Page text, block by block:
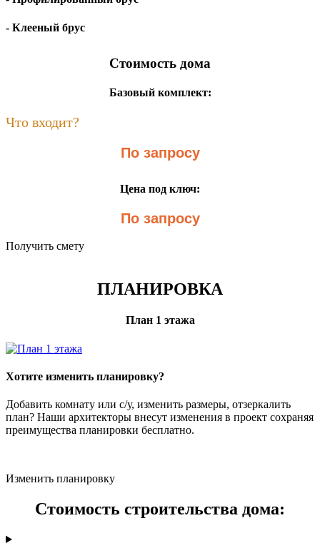
- Клееный брус
Стоимость дома
Базовый комплект:
Что входит?
По запросу
Цена под ключ:
По запросу
Получить смету
ПЛАНИРОВКА
План 1 этажа
Хотите изменить планировку?
Добавить комнату или с/у, изменить размеры, отзеркалить
план? Наши архитекторы внесут изменения в проект сохраняя
преимущества планировки бесплатно.
Изменить планировку
Стоимость строительства дома: